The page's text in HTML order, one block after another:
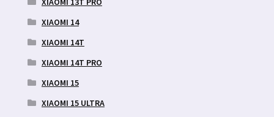
XIAOMI 14
XIAOMI 14T
XIAOMI 14T PRO
XIAOMI 15
XIAOMI 15 ULTRA